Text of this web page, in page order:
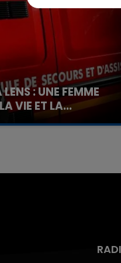
: UNE FEMME
VIE ET LA...
par le feu après avoir